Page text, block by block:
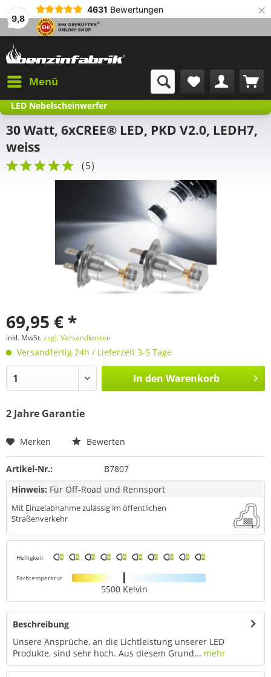
9,8
4631 Bewertungen ×
Menü
LED Nebelscheinwerfer
30 Watt, 6xCREE® LED, PKD V2.0, LEDH7,
weiss
(5)
69,95 € *
inkl. MwSt.zzgl. Versandkosten
Versandfertig 24h / Lieferzeit 3-5 Tage
In den Warenkorb
2 Jahre Garantie
Merken Bewerten
Artikel-Nr.:
B7807
Hinweis: Für Off-Road und Rennsport
Mit Einzelabnahme zulässig im öffentlichen
Straßenverkehr
Helligkeit
Farbtemperatur
5500 Kelvin
Beschreibung
Unsere Ansprüche, an die Lichtleistung unserer LED
Produkte, sind sehr hoch. Aus diesem Grund... mehr